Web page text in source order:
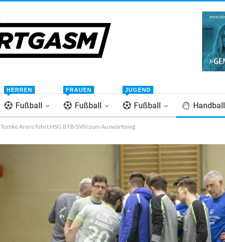
Fußball
HERREN
Fußball
FRAUEN
Fußball
JUGEND
Handball
Tomke Arens führt HSG BTB/SVN zum Auswärtssieg